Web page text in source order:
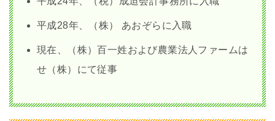
平成28年、（株） あおぞらに入職
現在、（株）百一姓および農業法人ファームは
せ（株）にて従事